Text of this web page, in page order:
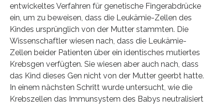
entwickeltes Verfahren für genetische Fingerabdrücke
ein, um zu beweisen, dass die Leukämie-Zellen des
Kindes ursprünglich von der Mutter stammten. Die
Wissenschaftler wiesen nach, dass die Leukämie-
Zellen beider Patienten über ein identisches mutiertes
Krebsgen verfügten. Sie wiesen aber auch nach, dass
das Kind dieses Gen nicht von der Mutter geerbt hatte.
In einem nächsten Schritt wurde untersucht, wie die
Krebszellen das Immunsystem des Babys neutralisiert